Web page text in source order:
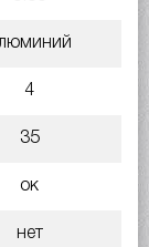
4
35
ок
нет